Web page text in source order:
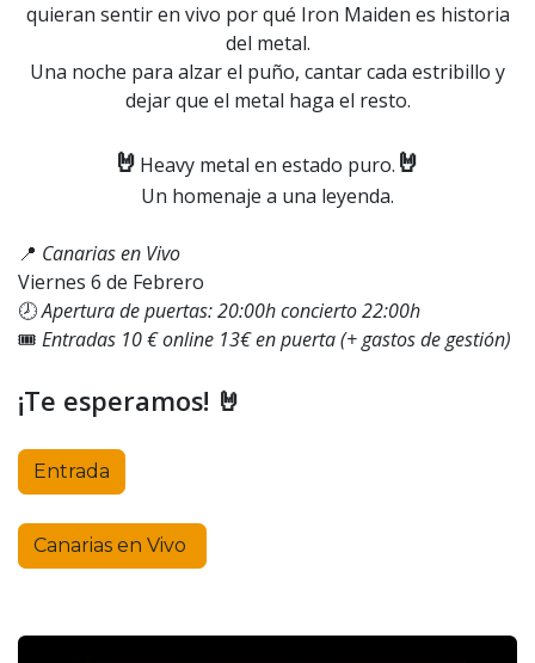
quieran sentir en vivo por qué Iron Maiden es historia
del metal.
Una noche para alzar el puño, cantar cada estribillo y
dejar que el metal haga el resto.
🤘 Heavy metal en estado puro. 🤘
Un homenaje a una leyenda.
📍 Canarias en Vivo
Viernes 6 de Febrero
🕗Apertura de puertas: 20:00h concierto 22:00h
🎟️ Entradas 10 € online 13€ en puerta (+ gastos de gestión)
¡Te esperamos! 🤘
Entrada
Canarias en Vivo